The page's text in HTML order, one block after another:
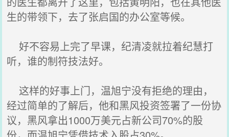
生的带领下，去了张启国的办公室等候。
好不容易上完了早课，纪清凌就拉着纪慧打
听，谁的制符技法好。
这样的好事上门，温旭宁没有拒绝的理由，
经过简单的了解后，他和黑风投资签署了一份协
议，黑风拿出1000万美元占新公司70%的股